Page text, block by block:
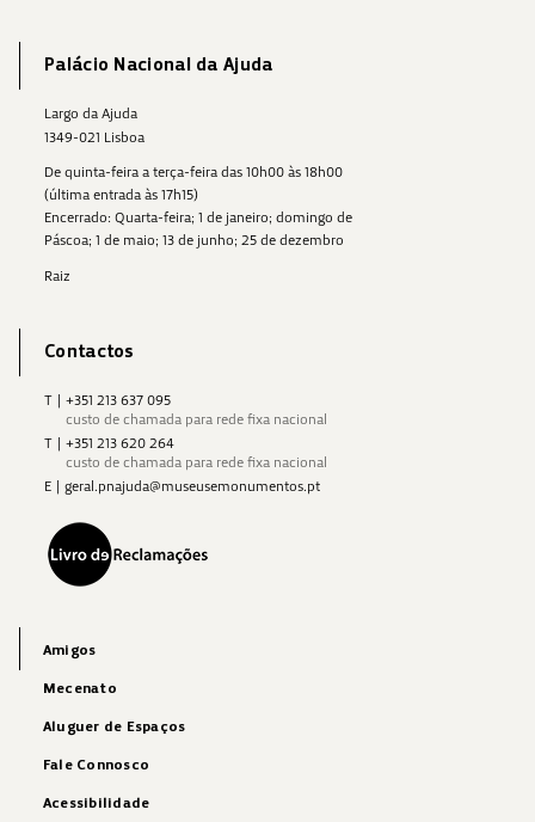
Palácio Nacional da Ajuda
Largo da Ajuda
1349-021 Lisboa
De quinta-feira a terça-feira das 10h00 às 18h00
(última entrada às 17h15)
Encerrado: Quarta-feira; 1 de janeiro; domingo de
Páscoa; 1 de maio; 13 de junho; 25 de dezembro
Raiz
Contactos
T
+351 213 637 095
custo de chamada para rede fixa nacional
T
+351 213 620 264
custo de chamada para rede fixa nacional
E
geral.pnajuda@museusemonumentos.pt
Amigos
Mecenato
Aluguer de Espaços
Fale Connosco
Acessibilidade